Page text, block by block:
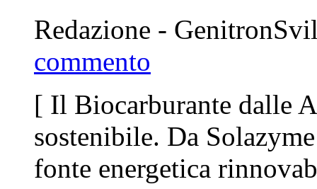
Redazione -
commento
[ Il Biocarburante dalle
sostenibile. Da
fonte energetica